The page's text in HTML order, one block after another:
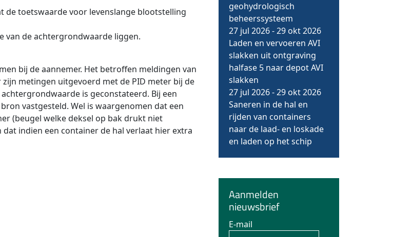
de toetswaarde voor levenslange blootstelling
van de achtergrondwaarde liggen.
bij de aannemer. Het betroffen meldingen van
metingen uitgevoerd met de PID meter bij de
is geconstateerd. Bij een
vastgesteld. Wel is waargenomen dat een
(beugel welke deksel op bak drukt niet
indien een container de hal verlaat hier extra
geohydrologisch
beheerssysteem
27 jul 2026-29 okt 2026
Laden en vervoeren AVI
slakken uit ontgraving
halfase 5 naar depot AVI
slakken
27 jul 2026-29 okt 2026
Saneren in de hal en
rijden van containers
naar de laad- en loskade
en laden op het schip
Aanmelden
nieuwsbrief
E-mail